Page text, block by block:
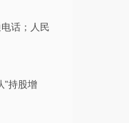
话；人民
”持股增